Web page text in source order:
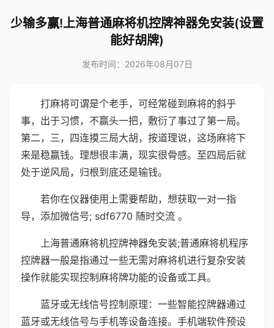
少输多赢!上海普通麻将机控牌神器免安装(设置
能好胡牌)
发布时间：2026年08月07日
打麻将可谓是个老手，可经常碰到麻将的斜乎
事，出于习惯，不赢头一把，敷衍了事过了第一局。
第二，三，四连摸三局大胡，按道理说，这场麻将下
来是稳赢钱。理想很丰满，现实很骨感。至四局后就
处于逆风局，归根到底还是输钱。
若你在仪器使用上需要帮助，想获取一对一指
导，添加微信号; sdf6770 随时交流 。
上海普通麻将机控牌神器免安装;普通麻将机程序
控牌器一般是指通过一些无需对麻将机进行复杂安装
操作就能实现控制麻将牌功能的设备或工具。
蓝牙或无线信号控制原理：一些智能控牌器通过
蓝牙或无线信号与手机等设备连接。手机端软件预设